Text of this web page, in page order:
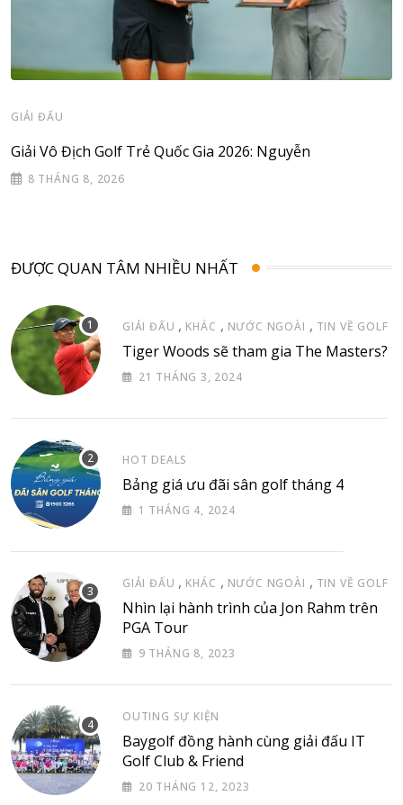
GIẢI ĐẤU
Giải Vô Địch Golf Trẻ Quốc Gia 2026: Nguyễn
8 THÁNG 8, 2026
ĐƯỢC QUAN TÂM NHIỀU NHẤT
GIẢI ĐẤU , KHÁC , NƯỚC NGOÀI , TIN VỀ GOLF
Tiger Woods sẽ tham gia The Masters?
21 THÁNG 3, 2024
HOT DEALS
Bảng giá ưu đãi sân golf tháng 4
1 THÁNG 4, 2024
GIẢI ĐẤU , KHÁC , NƯỚC NGOÀI , TIN VỀ GOLF
Nhìn lại hành trình của Jon Rahm trên
PGA Tour
9 THÁNG 8, 2023
OUTING SỰ KIỆN
Baygolf đồng hành cùng giải đấu IT
Golf Club & Friend
20 THÁNG 12, 2023